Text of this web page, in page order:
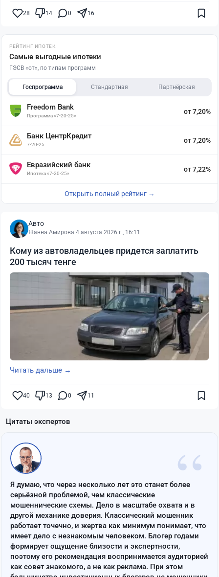
28 14 0 16
РЕЙТИНГ ИПОТЕК
Самые выгодные ипотеки
ГЭСВ «от», по типам программ
Госпрограмма Стандартная Партнёрская
Freedom Bank
Программа «7-20-25»
от 7,20%
Банк ЦентрКредит
7-20-25
от 7,20%
Евразийский банк
Ипотека «7-20-25»
от 7,22%
Открыть полный рейтинг →
Авто
Жанна Амирова·4 августа 2026 г., 16:11
Кому из автовладельцев придется заплатить
200 тысяч тенге
Читать дальше →
40 13 0 11
Цитаты экспертов
“
Я думаю, что через несколько лет это станет более
серьёзной проблемой, чем классические
мошеннические схемы. Дело в масштабе охвата и в
другой механике доверия. Классический мошенник
работает точечно, и жертва как минимум понимает, что
имеет дело с незнакомым человеком. Блогер годами
формирует ощущение близости и экспертности,
поэтому его рекомендация воспринимается аудиторией
как совет знакомого, а не как реклама. При этом